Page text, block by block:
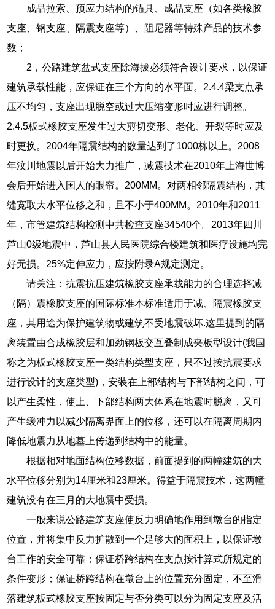
成品拉索、预应力结构的锚具、成品支座（如各类橡胶
支座、钢支座、隔震支座等）、阻尼器等特殊产品的技术参
数；
2，公路建筑盆式支座除海拔必须符合设计要求，以保证
建筑承载性能，应保证在三个方向的水平面。2.4.4梁支点承
压不均匀，支座出现脱空或过大压缩变形时应进行调整。
2.4.5板式橡胶支座发生过大剪切变形、老化、开裂等时应及
时更换。2004年隔震结构的数量达到了1000栋以上。2008
年汶川地震以后开始大力推广，减震技术在2010年上海世博
会后开始进入国人的眼帘。200MM。对两相邻隔震结构，其
缝宽取大水平位移之和，且不小于400MM。2010年和2011
年，市管建筑结构检测中共检查支座34540个。2013年四川
芦山0级地震中，芦山县人民医院综合楼建筑和医疗设施均完
好无损。25%定伸应力，应按附录A规定测定。
请关注：抗震抗压建筑橡胶支座承载能力的合理选择减
（隔）震橡胶支座的国际标准本标准适用于减、隔震橡胶支
座，其用途为保护建筑物或建筑不受地震破坏.这里提到的隔
离装置由合成橡胶层和加劲钢板交互叠制成夹板型设计(我国
称之为板式橡胶支座一类结构类型支座，只不过按抗震要求
进行设计的支座类型)，安装在上部结构与下部结构之间，可
以产生柔性，使上、下部结构两大体系在地震时脱离，又可
产生缓冲力以减少隔离界面上的位移，还可以在隔离周期内
降低地震力从地墓上传递到结构中的能量。
根据相对地面结构位移数据，前面提到的两幢建筑的大
水平位移分别为14厘米和23厘米。得益于隔震技术，这两幢
建筑没有在三月的大地震中受损。
一般来说公路建筑支座使反力明确地作用到墩台的指定
位置，并将集中反力扩散到一个足够大的面积上，以保证墩
台工作的安全可靠；保证桥跨结构在支点按计算式所规定的
条件变形；保证桥跨结构在墩台上的位置充分固定，不至滑
落建筑板式橡胶支座按固定与否分类可以分为固定支座及活